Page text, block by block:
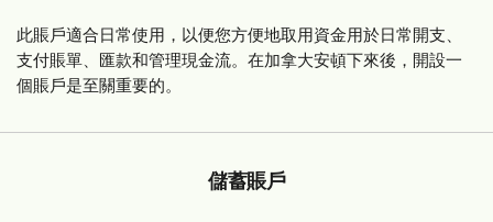
此賬戶適合日常使用，以便您方便地取用資金用於日常開支、
支付賬單、匯款和管理現金流。在加拿大安頓下來後，開設一
個賬戶是至關重要的。
儲蓄賬戶